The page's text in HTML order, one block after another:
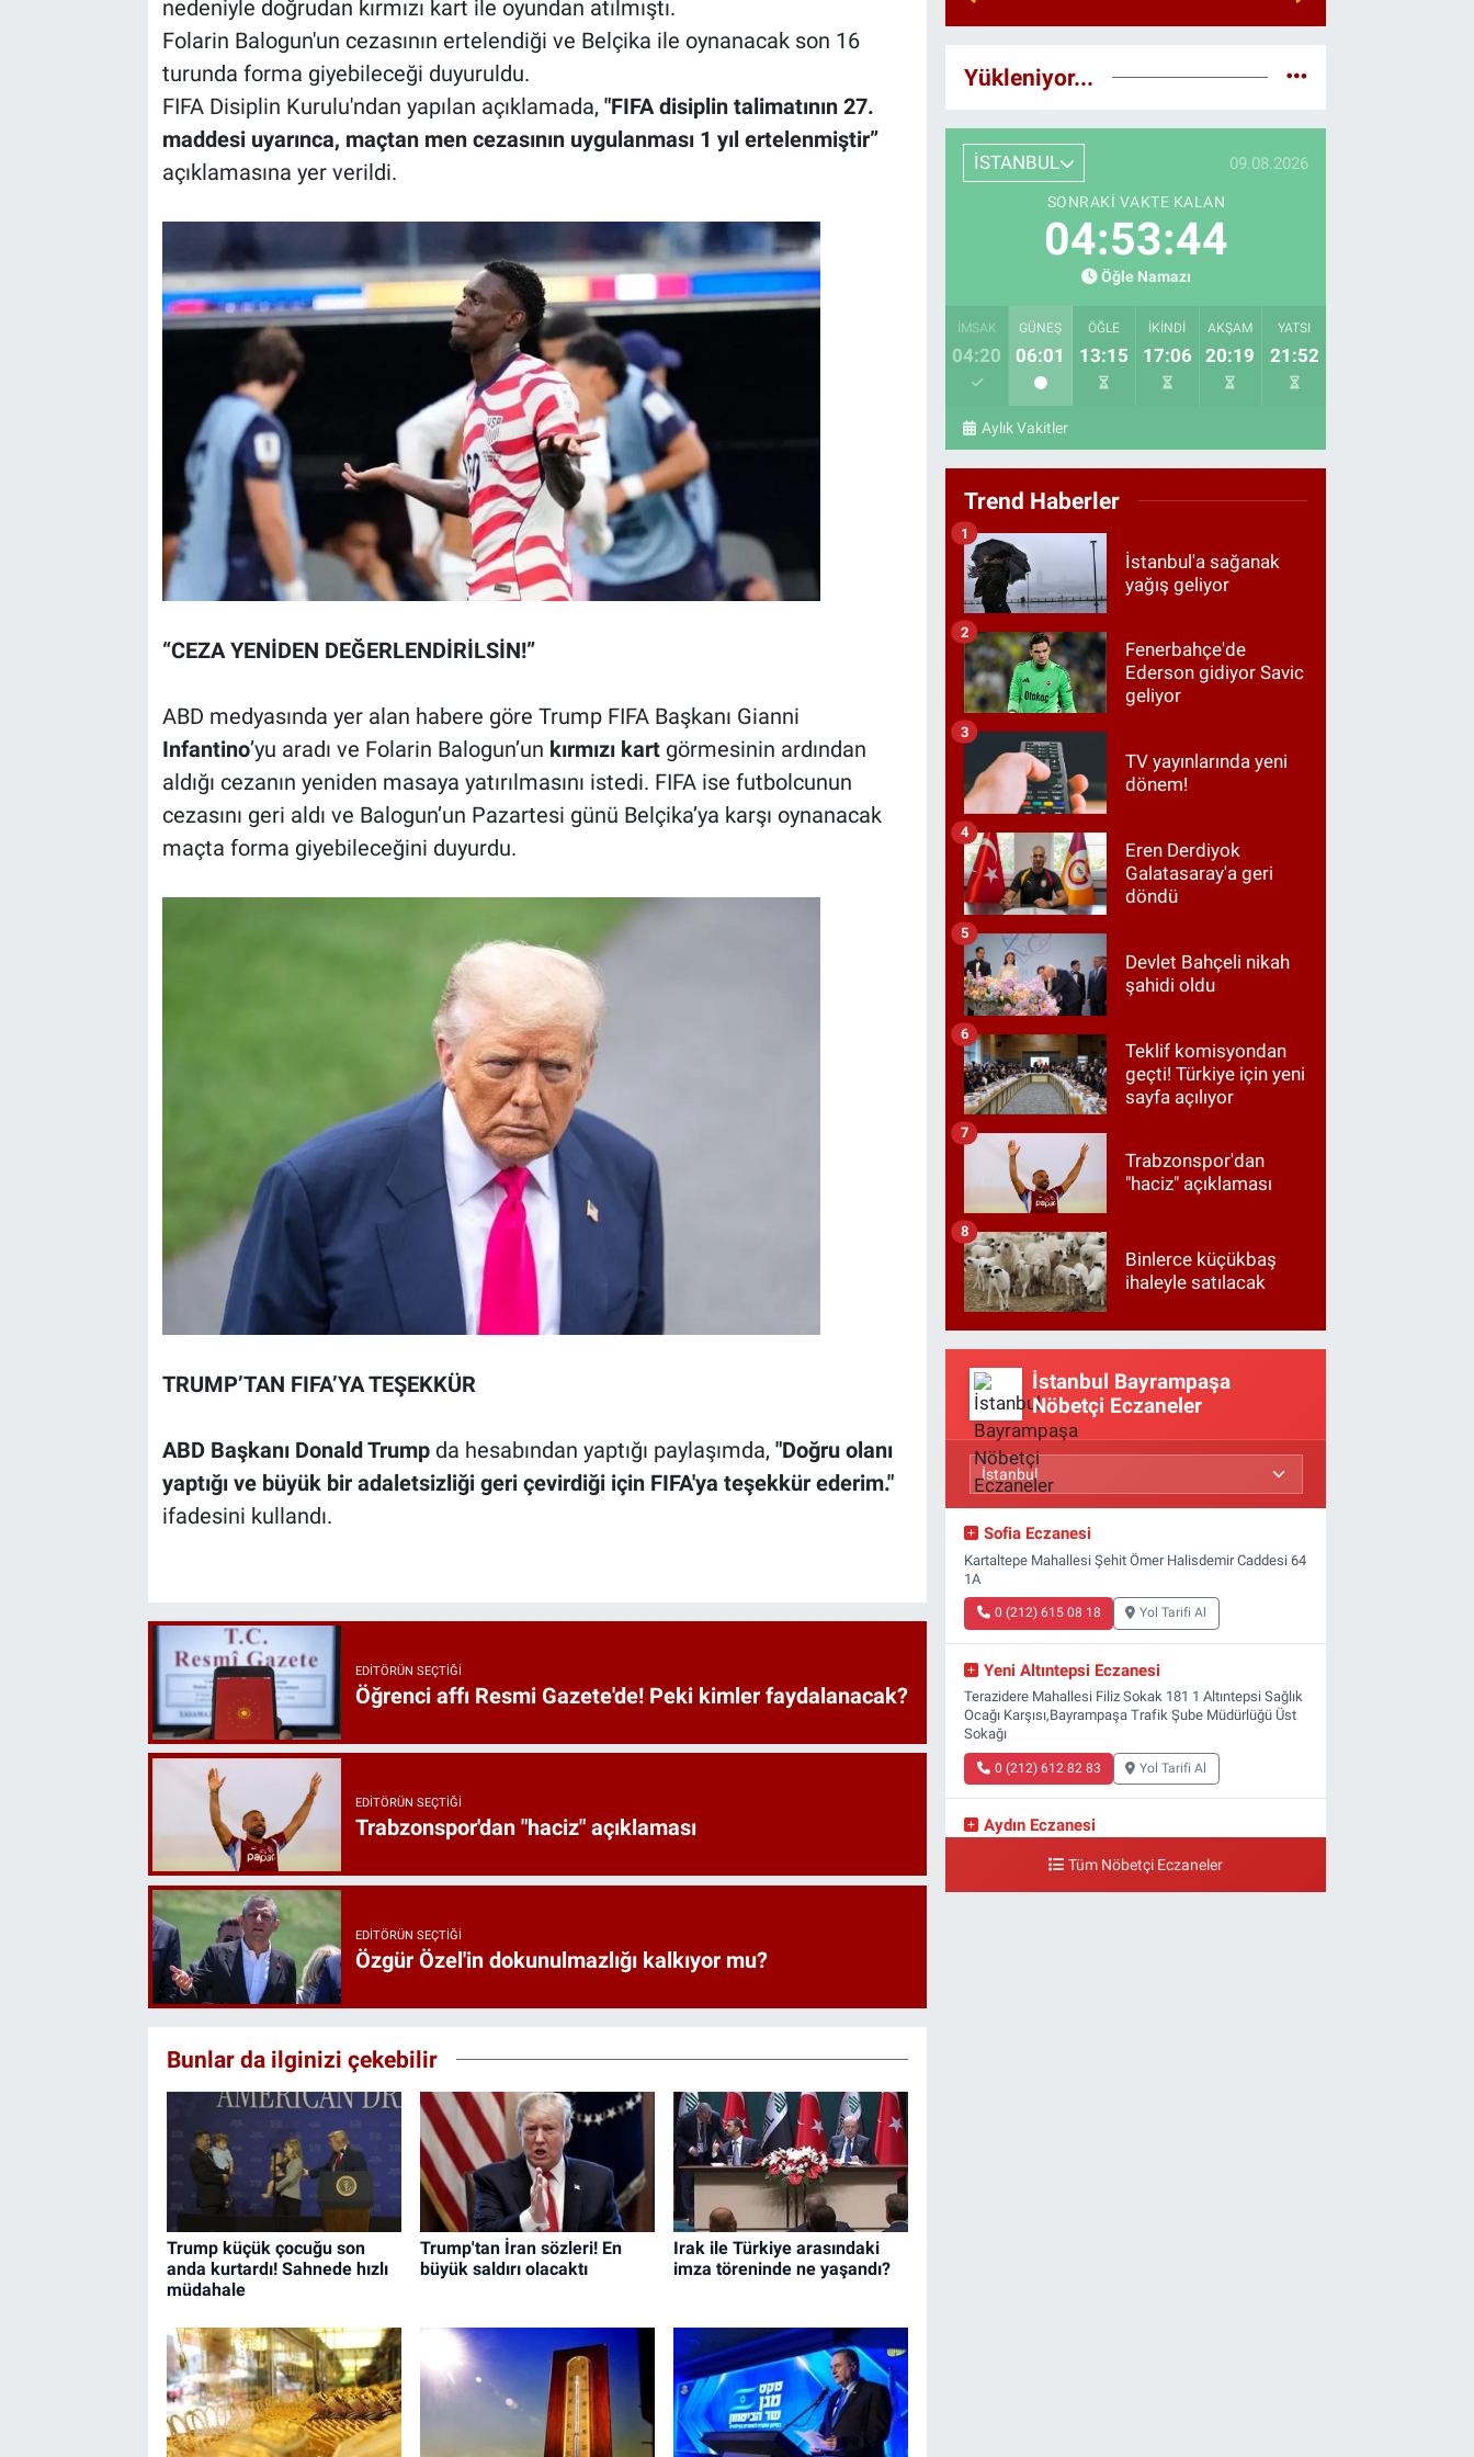
nedeniyle doğrudan kırmızı kart ile oyundan atılmıştı.
Folarin Balogun'un cezasının ertelendiği ve Belçika ile oynanacak son 16
turunda forma giyebileceği duyuruldu.
FIFA Disiplin Kurulu'ndan yapılan açıklamada, "FIFA disiplin talimatının 27.
maddesi uyarınca, maçtan men cezasının uygulanması 1 yıl ertelenmiştir”
açıklamasına yer verildi.
“CEZA YENİDEN DEĞERLENDİRİLSİN!”
ABD medyasında yer alan habere göre Trump FIFA Başkanı Gianni
Infantino’yu aradı ve Folarin Balogun’un kırmızı kartgörmesinin ardından
aldığı cezanın yeniden masaya yatırılmasını istedi. FIFA ise futbolcunun
cezasını geri aldı ve Balogun’un Pazartesi günü Belçika’ya karşı oynanacak
maçta forma giyebileceğini duyurdu.
TRUMP’TAN FIFA’YA TEŞEKKÜR
ABD Başkanı Donald Trumpda hesabından yaptığı paylaşımda, "Doğru olanı
yaptığı ve büyük bir adaletsizliği geri çevirdiği için FIFA'ya teşekkür ederim."
ifadesini kullandı.
EDITÖRÜN SEÇTIĞI
Öğrenci affı Resmi Gazete'de! Peki kimler faydalanacak?
EDITÖRÜN SEÇTIĞI
Trabzonspor'dan "haciz" açıklaması
EDITÖRÜN SEÇTIĞI
Özgür Özel'in dokunulmazlığı kalkıyor mu?
Bunlar da ilginizi çekebilir
Trump küçük çocuğu son
anda kurtardı! Sahnede hızlı
müdahale
Trump'tan İran sözleri! En
büyük saldırı olacaktı
Irak ile Türkiye arasındaki
imza töreninde ne yaşandı?
Yükleniyor...
İSTANBUL 09.08.2026
SONRAKI VAKTE KALAN
04:53:43
Öğle Namazı
İMSAK
04:20
GÜNEŞ
06:01
ÖĞLE
13:15
İKINDI
17:06
AKŞAM
20:19
YATSI
21:52
Aylık Vakitler
Trend Haberler
İstanbul'a sağanak
yağış geliyor
1
Fenerbahçe'de
Ederson gidiyor Savic
geliyor
2
TV yayınlarında yeni
dönem!
3
Eren Derdiyok
Galatasaray'a geri
döndü
4
Devlet Bahçeli nikah
şahidi oldu
5
Teklif komisyondan
geçti! Türkiye için yeni
sayfa açılıyor
6
Trabzonspor'dan
"haciz" açıklaması
7
Binlerce küçükbaş
ihaleyle satılacak
8
İstanbul Bayrampaşa
Nöbetçi Eczaneler
Sofia Eczanesi
Kartaltepe Mahallesi Şehit Ömer Halisdemir Caddesi 64
1A
0 (212) 615 08 18 Yol Tarifi Al
Yeni Altıntepsi Eczanesi
Terazidere Mahallesi Filiz Sokak 181 1 Altıntepsi Sağlık
Ocağı Karşısı,Bayrampaşa Trafik Şube Müdürlüğü Üst
Sokağı
0 (212) 612 82 83 Yol Tarifi Al
Aydın Eczanesi
Tüm Nöbetçi Eczaneler